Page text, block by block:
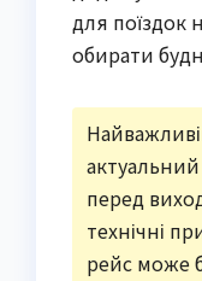
для поїздок
обирати
перед
технічні
рейс може